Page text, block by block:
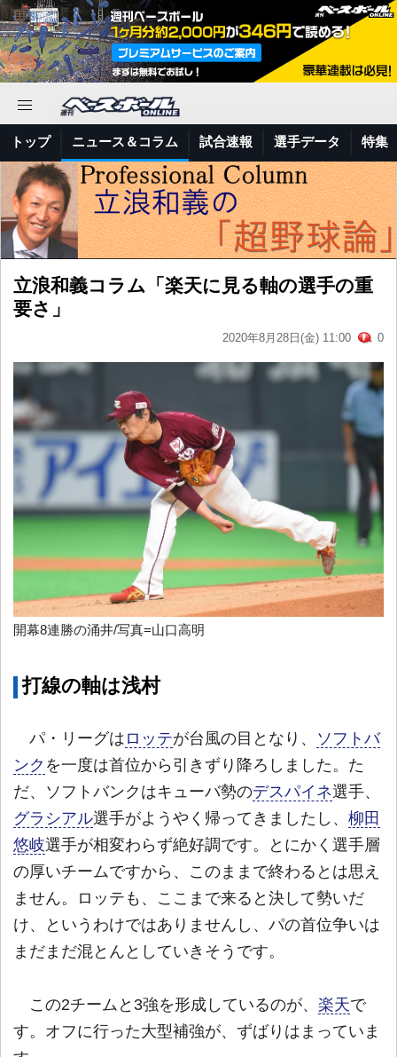
トップ ニュース＆コラム 試合速報 選手データ 特集
立浪和義コラム「楽天に見る軸の選手の重
要さ」
2020年8月28日(金) 11:00 0
開幕8連勝の涌井/写真=山口高明
打線の軸は浅村
パ・リーグは ロッテが台風の目となり、 ソフトバ
ンク を一度は首位から引きずり降ろしました。た
だ、ソフトバンクはキューバ勢のデスパイネ選手、
グラシアル選手がようやく帰ってきましたし、 柳田
悠岐選手が相変わらず絶好調です。とにかく選手層
の厚いチームですから、このままで終わるとは思え
ません。ロッテも、ここまで来ると決して勢いだ
け、というわけではありませんし、パの首位争いは
まだまだ混とんとしていきそうです。
この2チームと3強を形成しているのが、 楽天で
す。オフに行った大型補強が、ずばりはまっていま